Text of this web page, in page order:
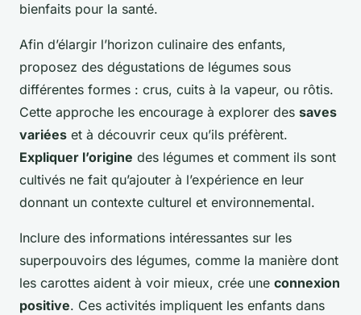
bienfaits pour la santé.
Afin d’élargir l’horizon culinaire des enfants,
proposez des dégustations de légumes sous
différentes formes : crus, cuits à la vapeur, ou rôtis.
Cette approche les encourage à explorer des saves
variées et à découvrir ceux qu’ils préfèrent.
Expliquer l’origine des légumes et comment ils sont
cultivés ne fait qu’ajouter à l’expérience en leur
donnant un contexte culturel et environnemental.
Inclure des informations intéressantes sur les
superpouvoirs des légumes, comme la manière dont
les carottes aident à voir mieux, crée une connexion
positive. Ces activités impliquent les enfants dans